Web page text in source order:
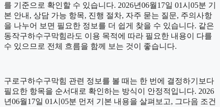
를 기준으로 확인할 수 있습니다. 2026년06월17일 01시05분 기
본 안내, 상담 가능 항목, 진행 절차, 자주 묻는 질문, 주의사항
을 나누어 보면 필요한 정보를 더 쉽게 찾을 수 있습니다. 같은
동작구하수구막힘라도 이용 목적에 따라 필요한 내용이 다를
수 있으므로 전체 흐름을 함께 보는 것이 좋습니다.
구로구하수구막힘 관련 정보를 볼 때는 한 번에 결정하기보다
필요한 항목을 순서대로 확인하는 방식이 안정적입니다. 2026
년06월17일 01시05분 먼저 기본 내용을 살펴보고, 그다음 조건